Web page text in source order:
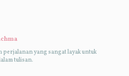
perjalanan yang sangat layak untuk
tulisan.